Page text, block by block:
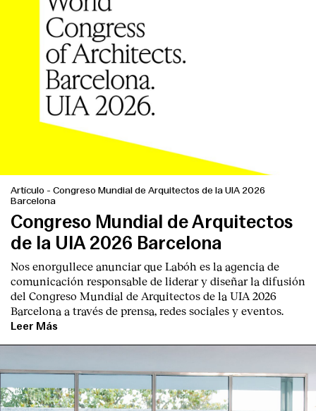
Artículo - Congreso Mundial de Arquitectos de la UIA 2026
Barcelona
Congreso Mundial de Arquitectos
de la UIA 2026 Barcelona
Nos enorgullece anunciar que Labóh es la agencia de
comunicación responsable de liderar y diseñar la difusión
del Congreso Mundial de Arquitectos de la UIA 2026
Barcelona a través de prensa, redes sociales y eventos.
Leer Más